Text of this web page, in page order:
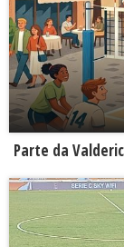
Parte da